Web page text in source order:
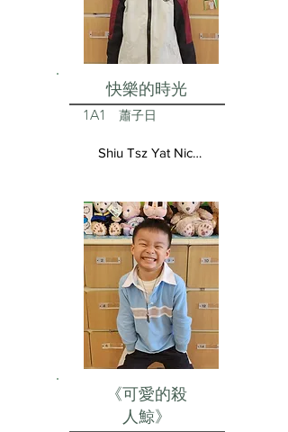
快樂的時光
1A1 蕭子日
Shiu Tsz Yat Nicolas
《可愛的殺
人鯨》